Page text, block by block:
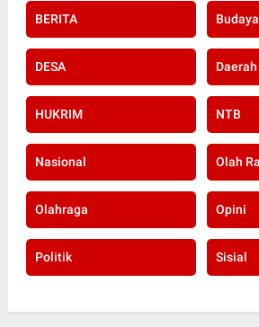
BERITA Budaya
DESA Daerah
HUKRIM NTB
Nasional Olah
Olahraga Opini
Politik Sisial